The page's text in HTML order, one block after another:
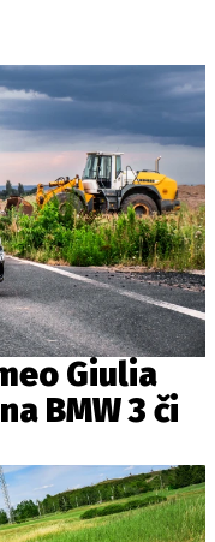
Giulia
BMW 3 či